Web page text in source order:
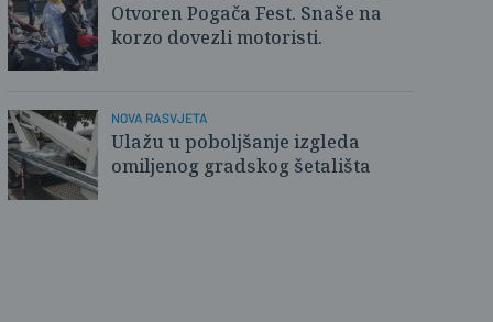
Otvoren Pogača Fest. Snaše na
korzo dovezli motoristi.
NOVA RASVJETA
Ulažu u poboljšanje izgleda
omiljenog gradskog šetališta